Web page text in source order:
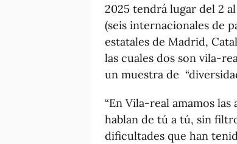
2025 tendrá lugar del 2
(seis internacionales de
estatales de Madrid,
las cuales dos son vila-
un muestra de
“En Vila-real amamos
hablan de tú a tú, sin
dificultades que han